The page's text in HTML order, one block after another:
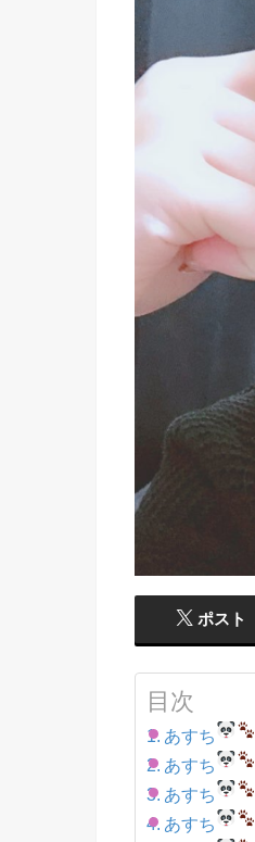
ポスト
目次
あすち
あすち
あすち
あすち